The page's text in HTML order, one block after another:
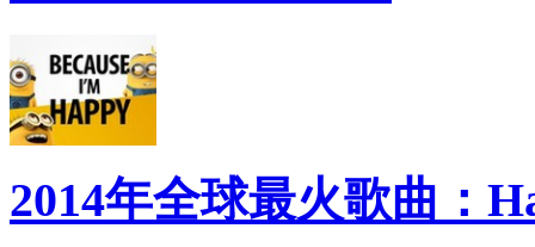
2014年全球最火歌曲：